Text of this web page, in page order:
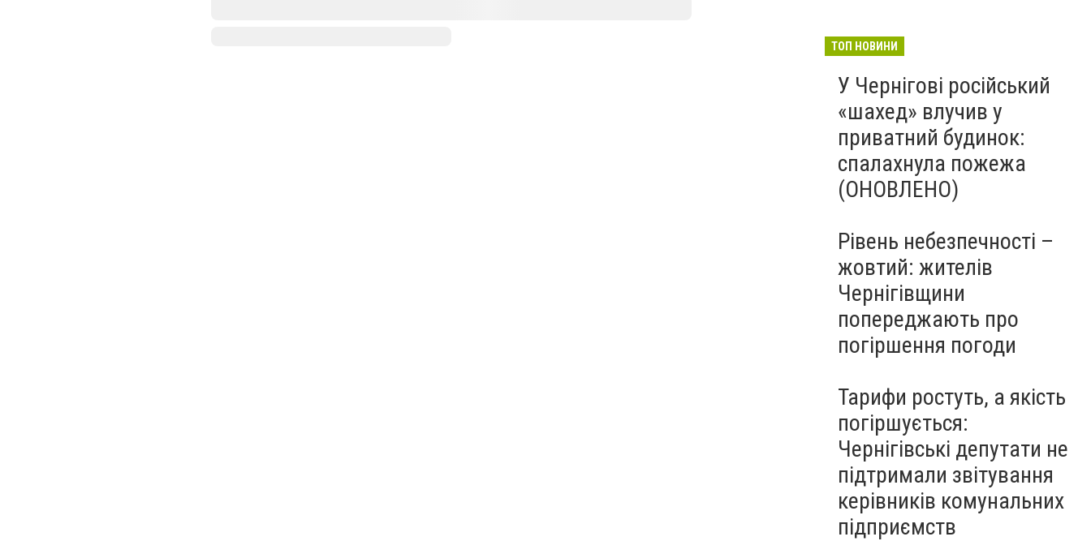
ТОП НОВИНИ
У Чернігові російський
«шахед» влучив у
приватний будинок:
спалахнула пожежа
(ОНОВЛЕНО)
Рівень небезпечності –
жовтий: жителів
Чернігівщини
попереджають про
погіршення погоди
Тарифи ростуть, а якість
погіршується:
Чернігівські депутати не
підтримали звітування
керівників комунальних
підприємств